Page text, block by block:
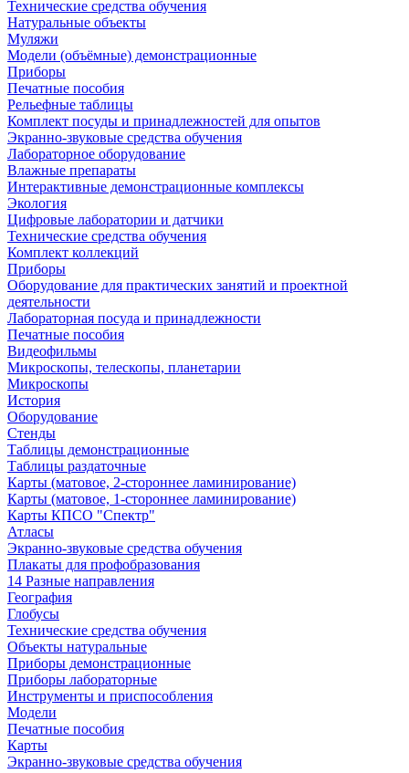
Технические средства обучения
Натуральные объекты
Муляжи
Модели (объёмные) демонстрационные
Приборы
Печатные пособия
Рельефные таблицы
Комплект посуды и принадлежностей для опытов
Экранно-звуковые средства обучения
Лабораторное оборудование
Влажные препараты
Интерактивные демонстрационные комплексы
Экология
Цифровые лаборатории и датчики
Технические средства обучения
Комплект коллекций
Приборы
Оборудование для практических занятий и проектной
деятельности
Лабораторная посуда и принадлежности
Печатные пособия
Видеофильмы
Микроскопы, телескопы, планетарии
Микроскопы
История
Оборудование
Стенды
Таблицы демонстрационные
Таблицы раздаточные
Карты (матовое, 2-стороннее ламинирование)
Карты (матовое, 1-стороннее ламинирование)
Карты КПСО "Спектр"
Атласы
Экранно-звуковые средства обучения
Плакаты для профобразования
14 Разные направления
География
Глобусы
Технические средства обучения
Объекты натуральные
Приборы демонстрационные
Приборы лабораторные
Инструменты и приспособления
Модели
Печатные пособия
Карты
Экранно-звуковые средства обучения